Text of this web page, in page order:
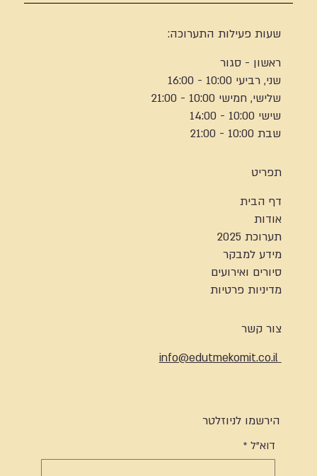
שעות פעילות התערוכה:
ראשון - סגור
שני, רביעי 10:00 - 16:00
שלישי, חמישי 10:00 - 21:00
שישי 10:00 - 14:00
שבת 10:00 - 21:00
תפריט
דף הבית
אודות
תערוכת 2025
מידע למבקר
סיורים ואירועים
מדיניות פרטיות
צור קשר
info@edutmekomit.co.il
הירשמו לניוזלטר
דוא"ל *